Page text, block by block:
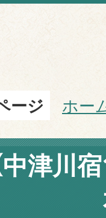
ージ ホー
中津川